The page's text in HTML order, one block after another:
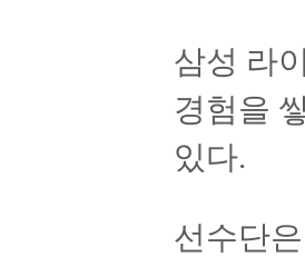
삼성 라
경험을
있다.
선수단